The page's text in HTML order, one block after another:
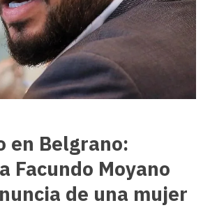
en Belgrano:
Facundo Moyano
de una mujer